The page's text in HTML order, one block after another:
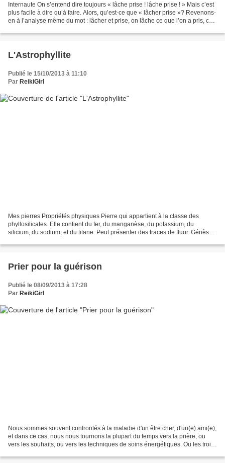
Internaute On s’entend dire toujours « lâche prise ! lâche prise ! » Mais c’est
plus facile à dire qu’à faire. Alors, qu’est-ce que « lâcher prise »? Revenons-
en à l’analyse même du mot : lâcher et prise, on lâche ce que l’on a pris, ce
L'Astrophyllite
Publié le 15/10/2013 à 11:10
Par ReikiGirl
Mes pierres Propriétés physiques Pierre qui appartient à la classe des
phyllosilicates. Elle contient du fer, du manganèse, du potassium, du
silicium, du sodium, et du titane. Peut présenter des traces de fluor. Génèse :
Prier pour la guérison
Publié le 08/09/2013 à 17:28
Par ReikiGirl
Nous sommes souvent confrontés à la maladie d'un être cher, d'un(e) ami(e),
et dans ce cas, nous nous tournons la plupart du temps vers la prière, ou
vers les souhaits, ou vers les techniques de soins énergétiques. Ou les trois